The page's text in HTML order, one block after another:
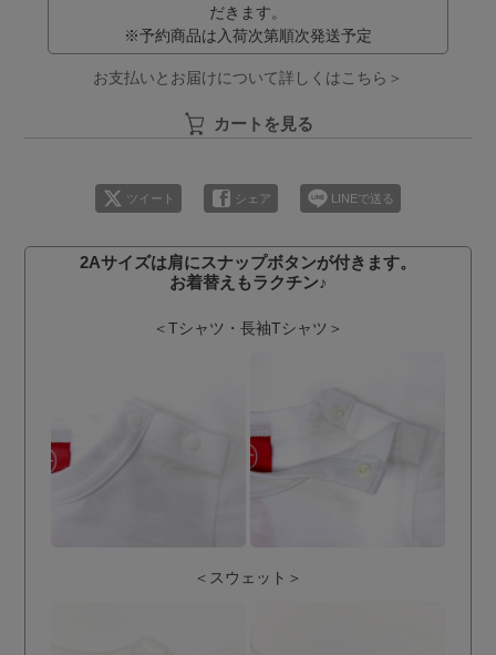
だきます。
※予約商品は入荷次第順次発送予定
お支払いとお届けについて詳しくはこちら＞
カートを見る
ツイート シェア LINEで送る
2Aサイズは肩にスナップボタンが付きます。
お着替えもラクチン♪
＜Tシャツ・長袖Tシャツ＞
＜スウェット＞